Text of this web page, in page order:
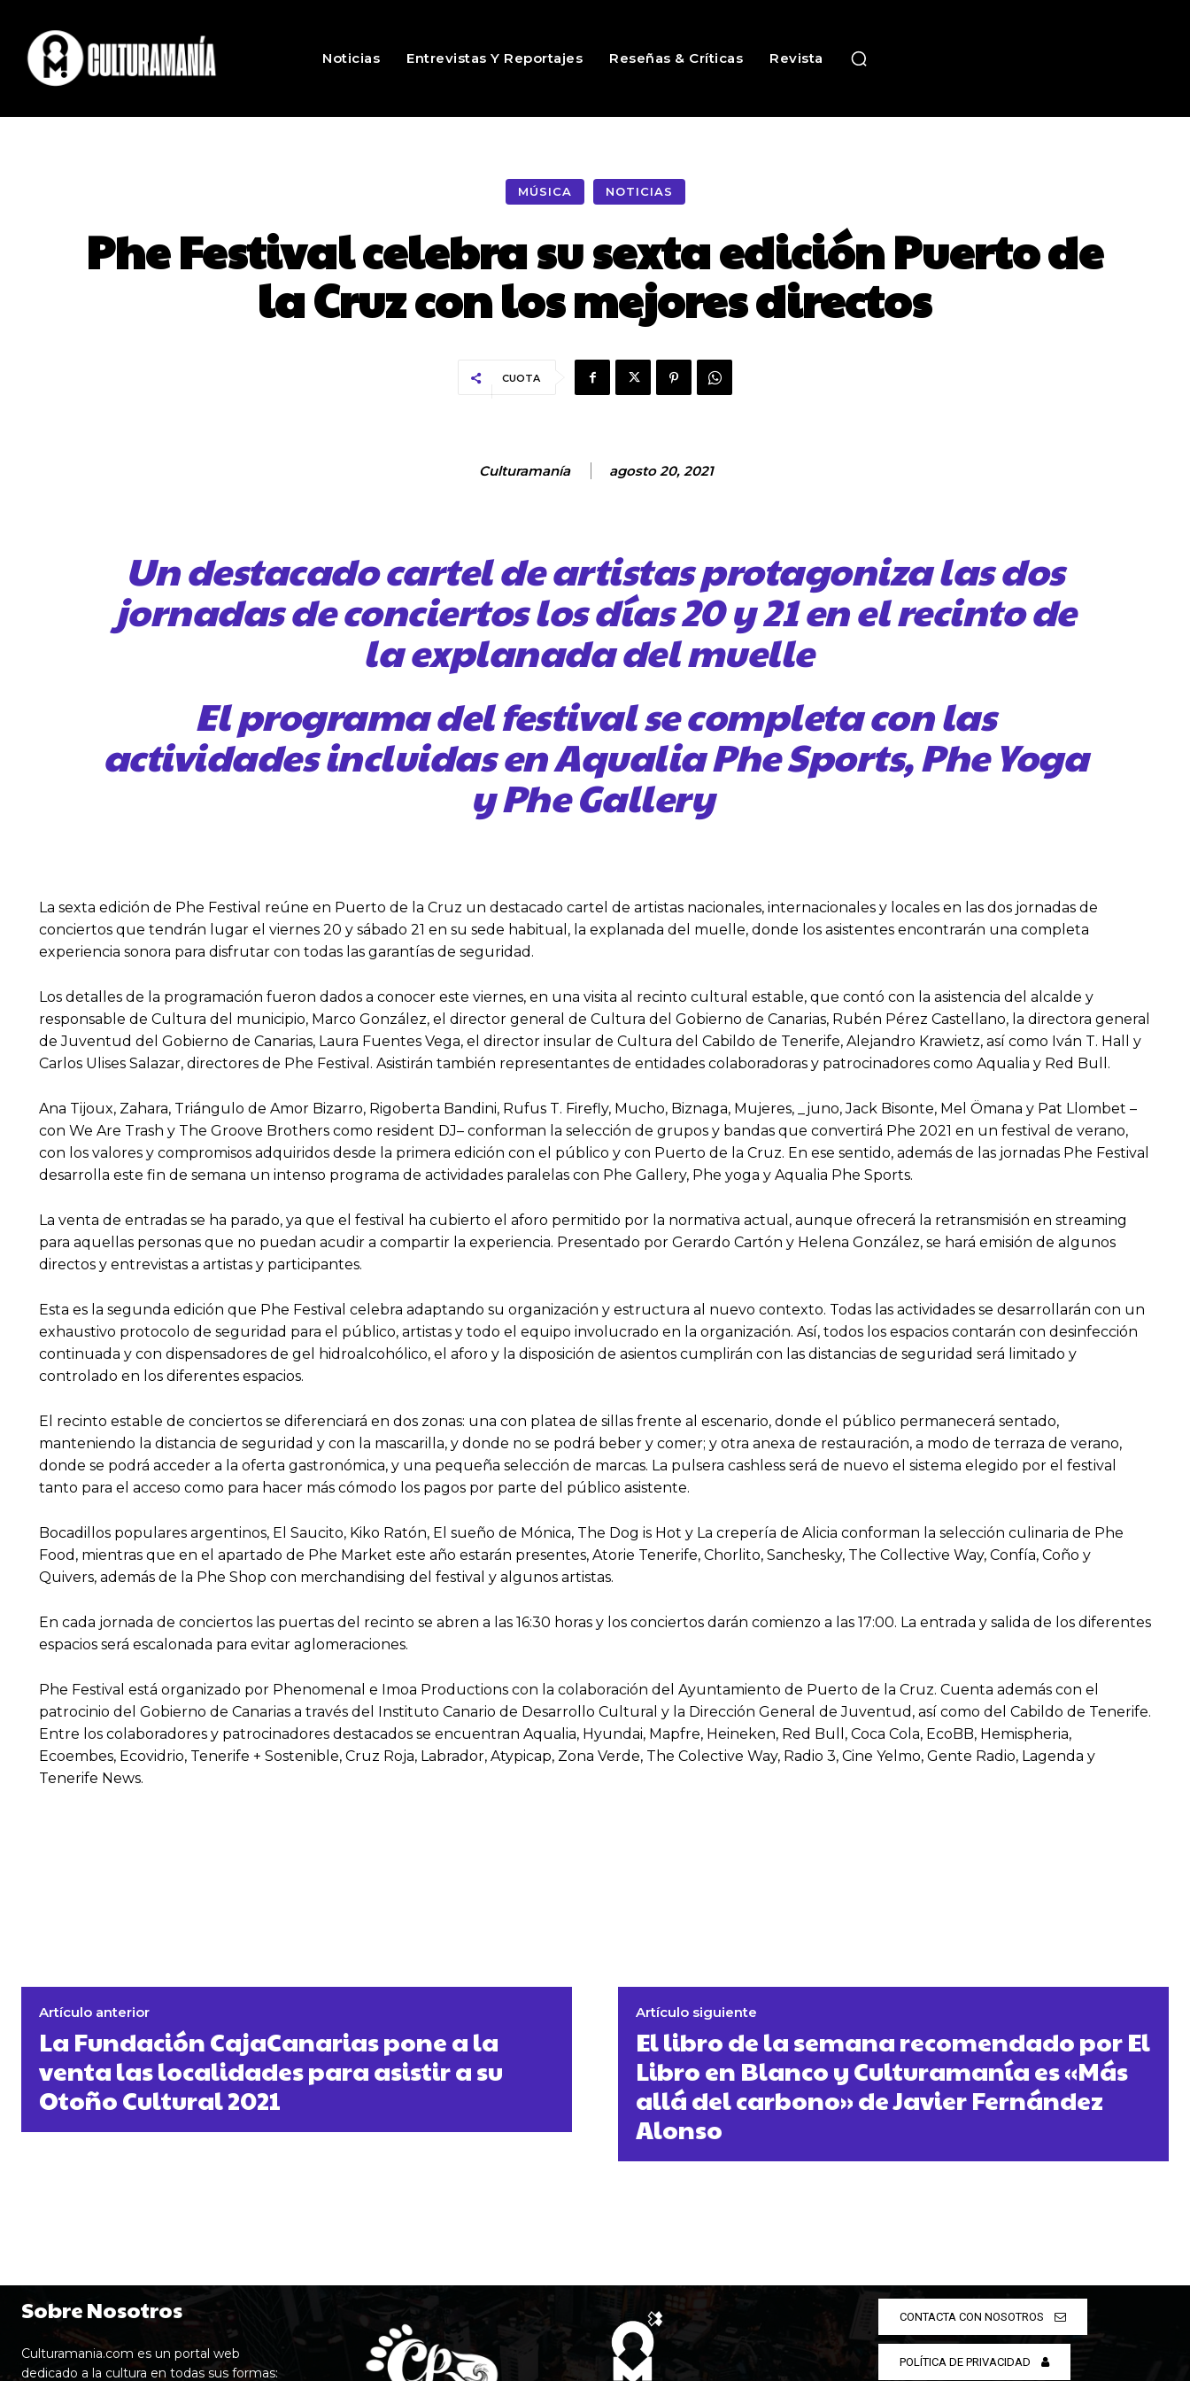
Noticias Entrevistas Y Reportajes Reseñas & Críticas Revista
MÚSICA NOTICIAS
Phe Festival celebra su sexta edición Puerto de
la Cruz con los mejores directos
CUOTA
Culturamanía agosto 20, 2021
Un destacado cartel de artistas protagoniza las dos
jornadas de conciertos los días 20 y 21 en el recinto de
la explanada del muelle
El programa del festival se completa con las
actividades incluidas en Aqualia Phe Sports, Phe Yoga
y Phe Gallery
La sexta edición de Phe Festival reúne en Puerto de la Cruz un destacado cartel de artistas nacionales, internacionales y locales en las dos jornadas de
conciertos que tendrán lugar el viernes 20 y sábado 21 en su sede habitual, la explanada del muelle, donde los asistentes encontrarán una completa
experiencia sonora para disfrutar con todas las garantías de seguridad.
Los detalles de la programación fueron dados a conocer este viernes, en una visita al recinto cultural estable, que contó con la asistencia del alcalde y
responsable de Cultura del municipio, Marco González, el director general de Cultura del Gobierno de Canarias, Rubén Pérez Castellano, la directora general
de Juventud del Gobierno de Canarias, Laura Fuentes Vega, el director insular de Cultura del Cabildo de Tenerife, Alejandro Krawietz, así como Iván T. Hall y
Carlos Ulises Salazar, directores de Phe Festival. Asistirán también representantes de entidades colaboradoras y patrocinadores como Aqualia y Red Bull.
Ana Tijoux, Zahara, Triángulo de Amor Bizarro, Rigoberta Bandini, Rufus T. Firefly, Mucho, Biznaga, Mujeres, _juno, Jack Bisonte, Mel Ömana y Pat Llombet –
con We Are Trash y The Groove Brothers como resident DJ– conforman la selección de grupos y bandas que convertirá Phe 2021 en un festival de verano,
con los valores y compromisos adquiridos desde la primera edición con el público y con Puerto de la Cruz. En ese sentido, además de las jornadas Phe Festival
desarrolla este fin de semana un intenso programa de actividades paralelas con Phe Gallery, Phe yoga y Aqualia Phe Sports.
La venta de entradas se ha parado, ya que el festival ha cubierto el aforo permitido por la normativa actual, aunque ofrecerá la retransmisión en streaming
para aquellas personas que no puedan acudir a compartir la experiencia. Presentado por Gerardo Cartón y Helena González, se hará emisión de algunos
directos y entrevistas a artistas y participantes.
Esta es la segunda edición que Phe Festival celebra adaptando su organización y estructura al nuevo contexto. Todas las actividades se desarrollarán con un
exhaustivo protocolo de seguridad para el público, artistas y todo el equipo involucrado en la organización. Así, todos los espacios contarán con desinfección
continuada y con dispensadores de gel hidroalcohólico, el aforo y la disposición de asientos cumplirán con las distancias de seguridad será limitado y
controlado en los diferentes espacios.
El recinto estable de conciertos se diferenciará en dos zonas: una con platea de sillas frente al escenario, donde el público permanecerá sentado,
manteniendo la distancia de seguridad y con la mascarilla, y donde no se podrá beber y comer; y otra anexa de restauración, a modo de terraza de verano,
donde se podrá acceder a la oferta gastronómica, y una pequeña selección de marcas. La pulsera cashless será de nuevo el sistema elegido por el festival
tanto para el acceso como para hacer más cómodo los pagos por parte del público asistente.
Bocadillos populares argentinos, El Saucito, Kiko Ratón, El sueño de Mónica, The Dog is Hot y La crepería de Alicia conforman la selección culinaria de Phe
Food, mientras que en el apartado de Phe Market este año estarán presentes, Atorie Tenerife, Chorlito, Sanchesky, The Collective Way, Confía, Coño y
Quivers, además de la Phe Shop con merchandising del festival y algunos artistas.
En cada jornada de conciertos las puertas del recinto se abren a las 16:30 horas y los conciertos darán comienzo a las 17:00. La entrada y salida de los diferentes
espacios será escalonada para evitar aglomeraciones.
Phe Festival está organizado por Phenomenal e Imoa Productions con la colaboración del Ayuntamiento de Puerto de la Cruz. Cuenta además con el
patrocinio del Gobierno de Canarias a través del Instituto Canario de Desarrollo Cultural y la Dirección General de Juventud, así como del Cabildo de Tenerife.
Entre los colaboradores y patrocinadores destacados se encuentran Aqualia, Hyundai, Mapfre, Heineken, Red Bull, Coca Cola, EcoBB, Hemispheria,
Ecoembes, Ecovidrio, Tenerife + Sostenible, Cruz Roja, Labrador, Atypicap, Zona Verde, The Colective Way, Radio 3, Cine Yelmo, Gente Radio, Lagenda y
Tenerife News.
Artículo anterior
La Fundación CajaCanarias pone a la
venta las localidades para asistir a su
Otoño Cultural 2021
Artículo siguiente
El libro de la semana recomendado por El
Libro en Blanco y Culturamanía es «Más
allá del carbono» de Javier Fernández
Alonso
Sobre Nosotros
Culturamania.com es un portal web
dedicado a la cultura en todas sus formas:
CONTACTA CON NOSOTROS
POLÍTICA DE PRIVACIDAD